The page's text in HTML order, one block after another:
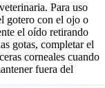
Para uso
gotero con el ojo o
el oído retirando
gotas, completar el
corneales cuando
fuera del